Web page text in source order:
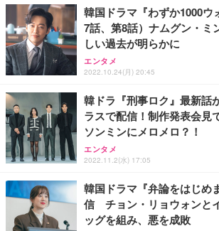
韓国ドラマ『わずか1000ウ
7話、第8話）ナムグン・ミ
しい過去が明らかに
エンタメ
2022.10.24(月) 20:45
韓ドラ『刑事ロク』最新話
ラスで配信！制作発表会見
ソンミンにメロメロ？！
エンタメ
2022.11.2(水) 17:05
韓国ドラマ『弁論をはじめ
信 チョン・リョウォンと
ッグを組み、悪を成敗